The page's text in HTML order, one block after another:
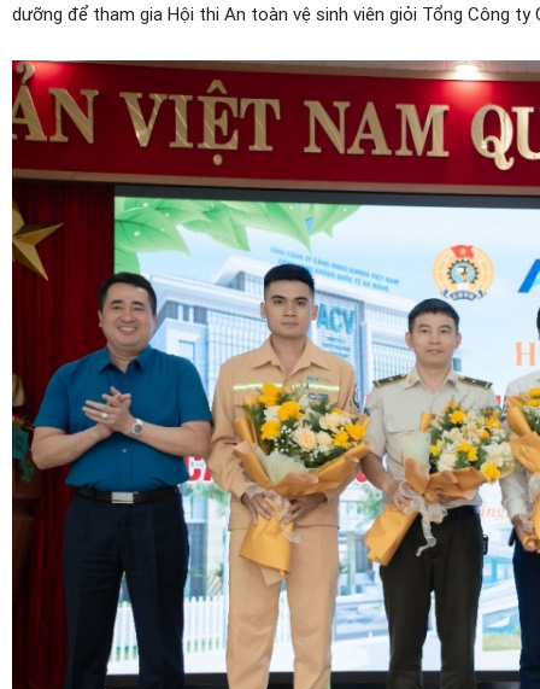
dưỡng để tham gia Hội thi An toàn vệ sinh viên giỏi Tổng Công